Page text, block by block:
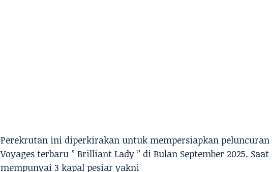
Perekrutan ini diperkirakan untuk mempersiapkan
Voyages terbaru ” Brilliant Lady ” di Bulan September 2025.
mempunyai 3 kapal pesiar yakni